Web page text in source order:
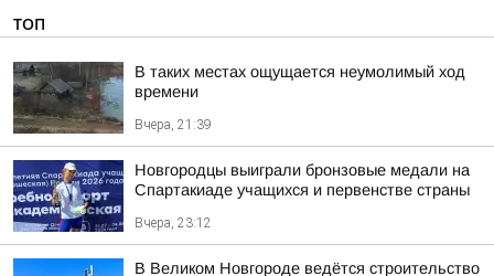
ТОП
В таких местах ощущается неумолимый ход
времени
Вчера, 21:39
Новгородцы выиграли бронзовые медали на
Спартакиаде учащихся и первенстве страны
Вчера, 23:12
В Великом Новгороде ведётся строительство